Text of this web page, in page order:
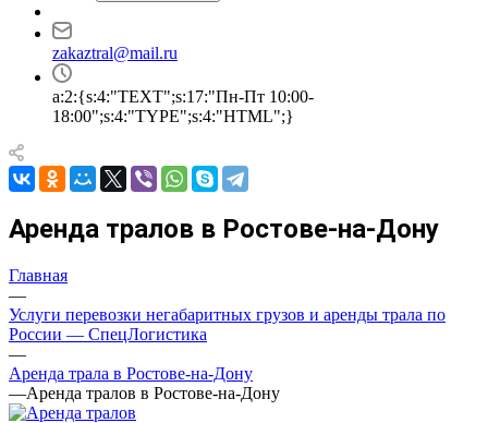
zakaztral@mail.ru
a:2:{s:4:"TEXT";s:17:"Пн-Пт 10:00-
18:00";s:4:"TYPE";s:4:"HTML";}
Аренда тралов в Ростове-на-Дону
Главная
—
Услуги перевозки негабаритных грузов и аренды трала по
России — СпецЛогистика
—
Аренда трала в Ростове-на-Дону
—Аренда тралов в Ростове-на-Дону